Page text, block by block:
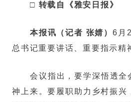
□ 转载自《雅安日报》
本报讯（记者 张婧）6月
总书记重要讲话、重要指示精
会议指出，要学深悟透
神上来。要履职助力乡村振